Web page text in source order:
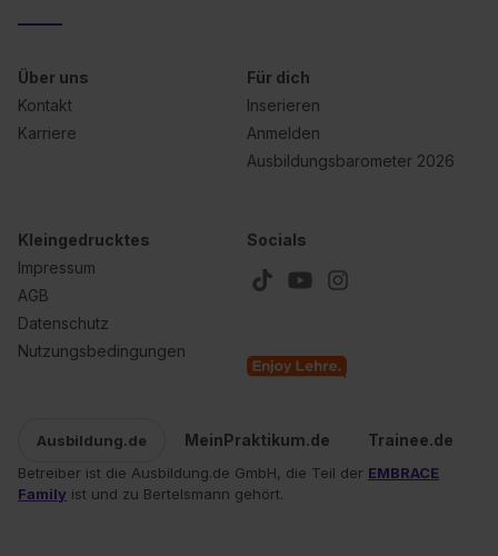
Über uns
Kontakt
Karriere
Für dich
Inserieren
Anmelden
Ausbildungsbarometer 2026
Kleingedrucktes
Impressum
AGB
Datenschutz
Nutzungsbedingungen
Socials
Ausbildung.de MeinPraktikum.de Trainee.de
Betreiber ist die Ausbildung.de GmbH, die Teil der EMBRACE
Family ist und zu Bertelsmann gehört.